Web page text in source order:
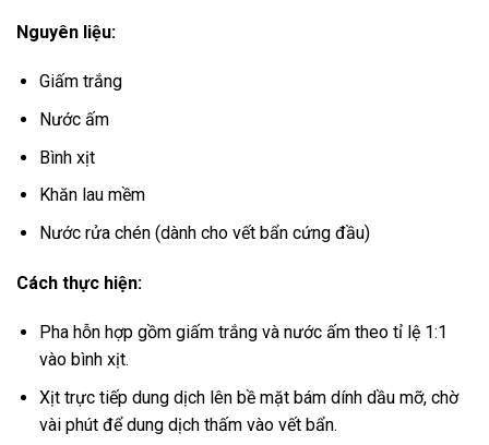
Nguyên liệu:
Giấm trắng
Nước ấm
Bình xịt
Khăn lau mềm
Nước rửa chén (dành cho vết bẩn cứng đầu)
Cách thực hiện:
Pha hỗn hợp gồm giấm trắng và nước ấm theo tỉ lệ 1:1
vào bình xịt.
Xịt trực tiếp dung dịch lên bề mặt bám dính dầu mỡ, chờ
vài phút để dung dịch thấm vào vết bẩn.